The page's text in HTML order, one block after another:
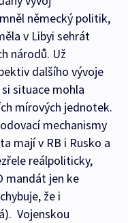
německý politik,
v Libyi sehrát
národů. Už
dalšího vývoje
situace mohla
mírových jednotek.
mechanismy
mají v RB i Rusko a
reálpoliticky,
mandát jen ke
že i
Vojenskou